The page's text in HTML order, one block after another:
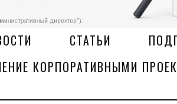
СТАТЬИ
КОРПОРАТИВНЫМИ